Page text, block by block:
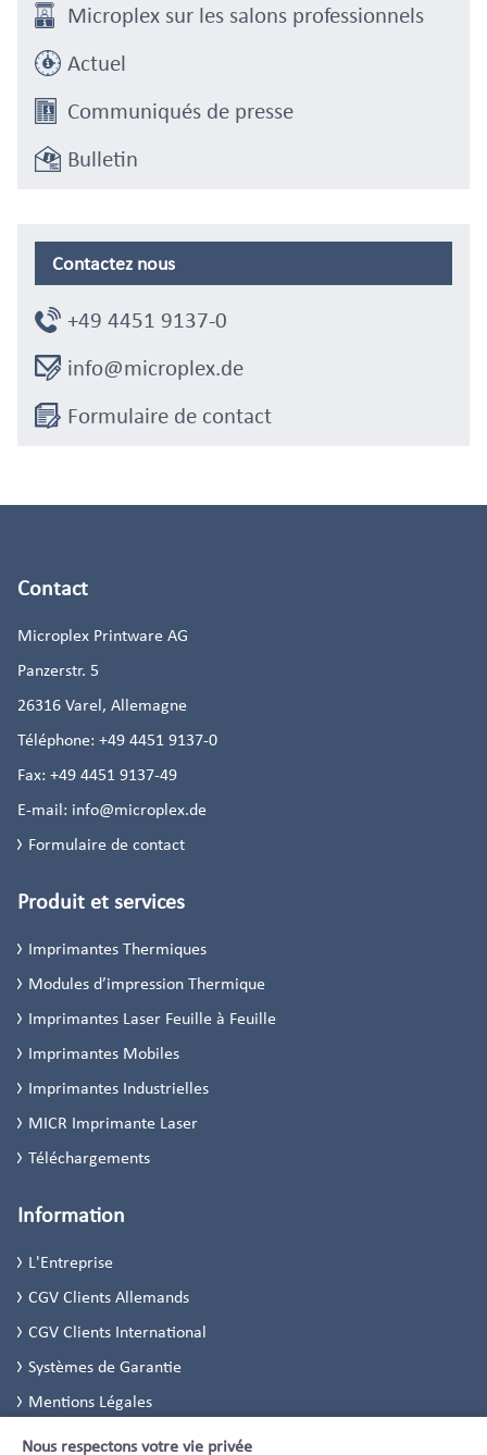
Microplex sur les salons professionnels
Actuel
Communiqués de presse
Bulletin
Contactez nous
+49 4451 9137-0
info@microplex.de
Formulaire de contact
Contact
Microplex Printware AG
Panzerstr. 5
26316 Varel, Allemagne
Téléphone: +49 4451 9137-0
Fax: +49 4451 9137-49
E-mail: info@microplex.de
Formulaire de contact
Produit et services
Imprimantes Thermiques
Modules d’impression Thermique
Imprimantes Laser Feuille à Feuille
Imprimantes Mobiles
Imprimantes Industrielles
MICR Imprimante Laser
Téléchargements
Information
L'Entreprise
CGV Clients Allemands
CGV Clients International
Systèmes de Garantie
Mentions Légales
Politique de Confidentialité
Nous respectons votre vie privée